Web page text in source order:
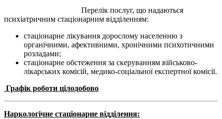
Перелік послуг, що надаються
психіатричним стаціонарним відділенням:
стаціонарне лікування дорослому населенню з
органічними, афективними, хронічними психотичними
розладами;
стаціонарне обстеження за скеруванням військово-
лікарських комісій, медико-соціальної експертної комісії.
Графік роботи цілодобово
Наркологічне стаціонарне відділення: